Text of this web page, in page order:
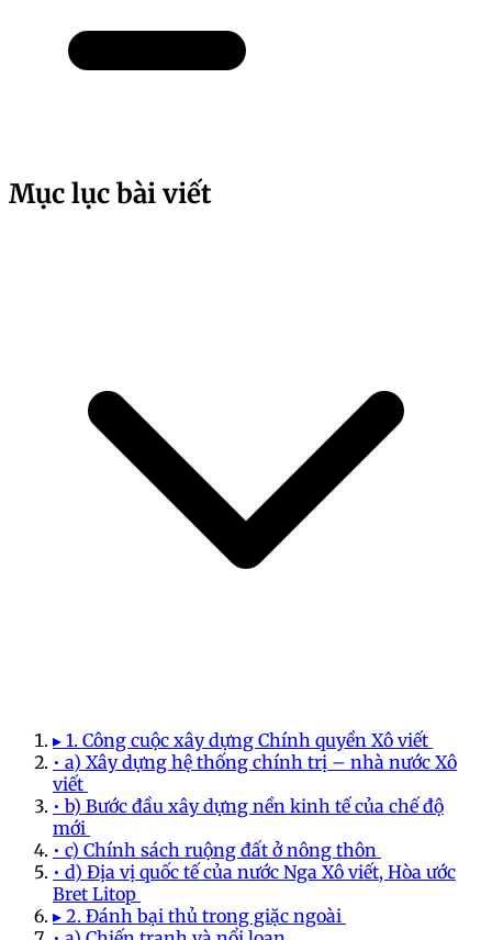
Mục lục bài viết
▸ 1. Công cuộc xây dựng Chính quyền Xô viết
• a) Xây dựng hệ thống chính trị – nhà nước Xô
viết
• b) Bước đầu xây dựng nền kinh tế của chế độ
mới
• c) Chính sách ruộng đất ở nông thôn
• d) Địa vị quốc tế của nước Nga Xô viết, Hòa ước
Bret Litop
▸ 2. Đánh bại thủ trong giặc ngoài